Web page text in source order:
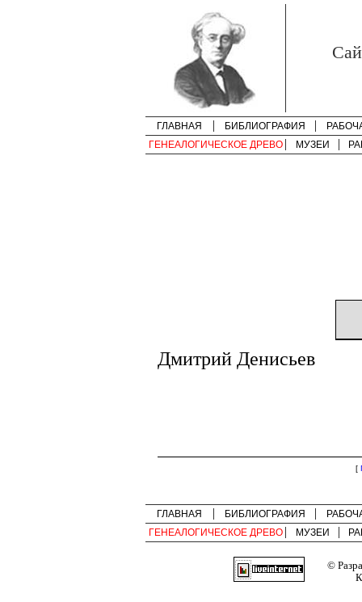
ГЛАВНАЯ БИБЛИОГРАФИЯ
ГЕНЕАЛОГИЧЕСКОЕ ДРЕВО
МУЗЕИ
Дмитрий Денисьев
[
ГЛАВНАЯ БИБЛИОГРАФИЯ
ГЕНЕАЛОГИЧЕСКОЕ ДРЕВО
МУЗЕИ
©